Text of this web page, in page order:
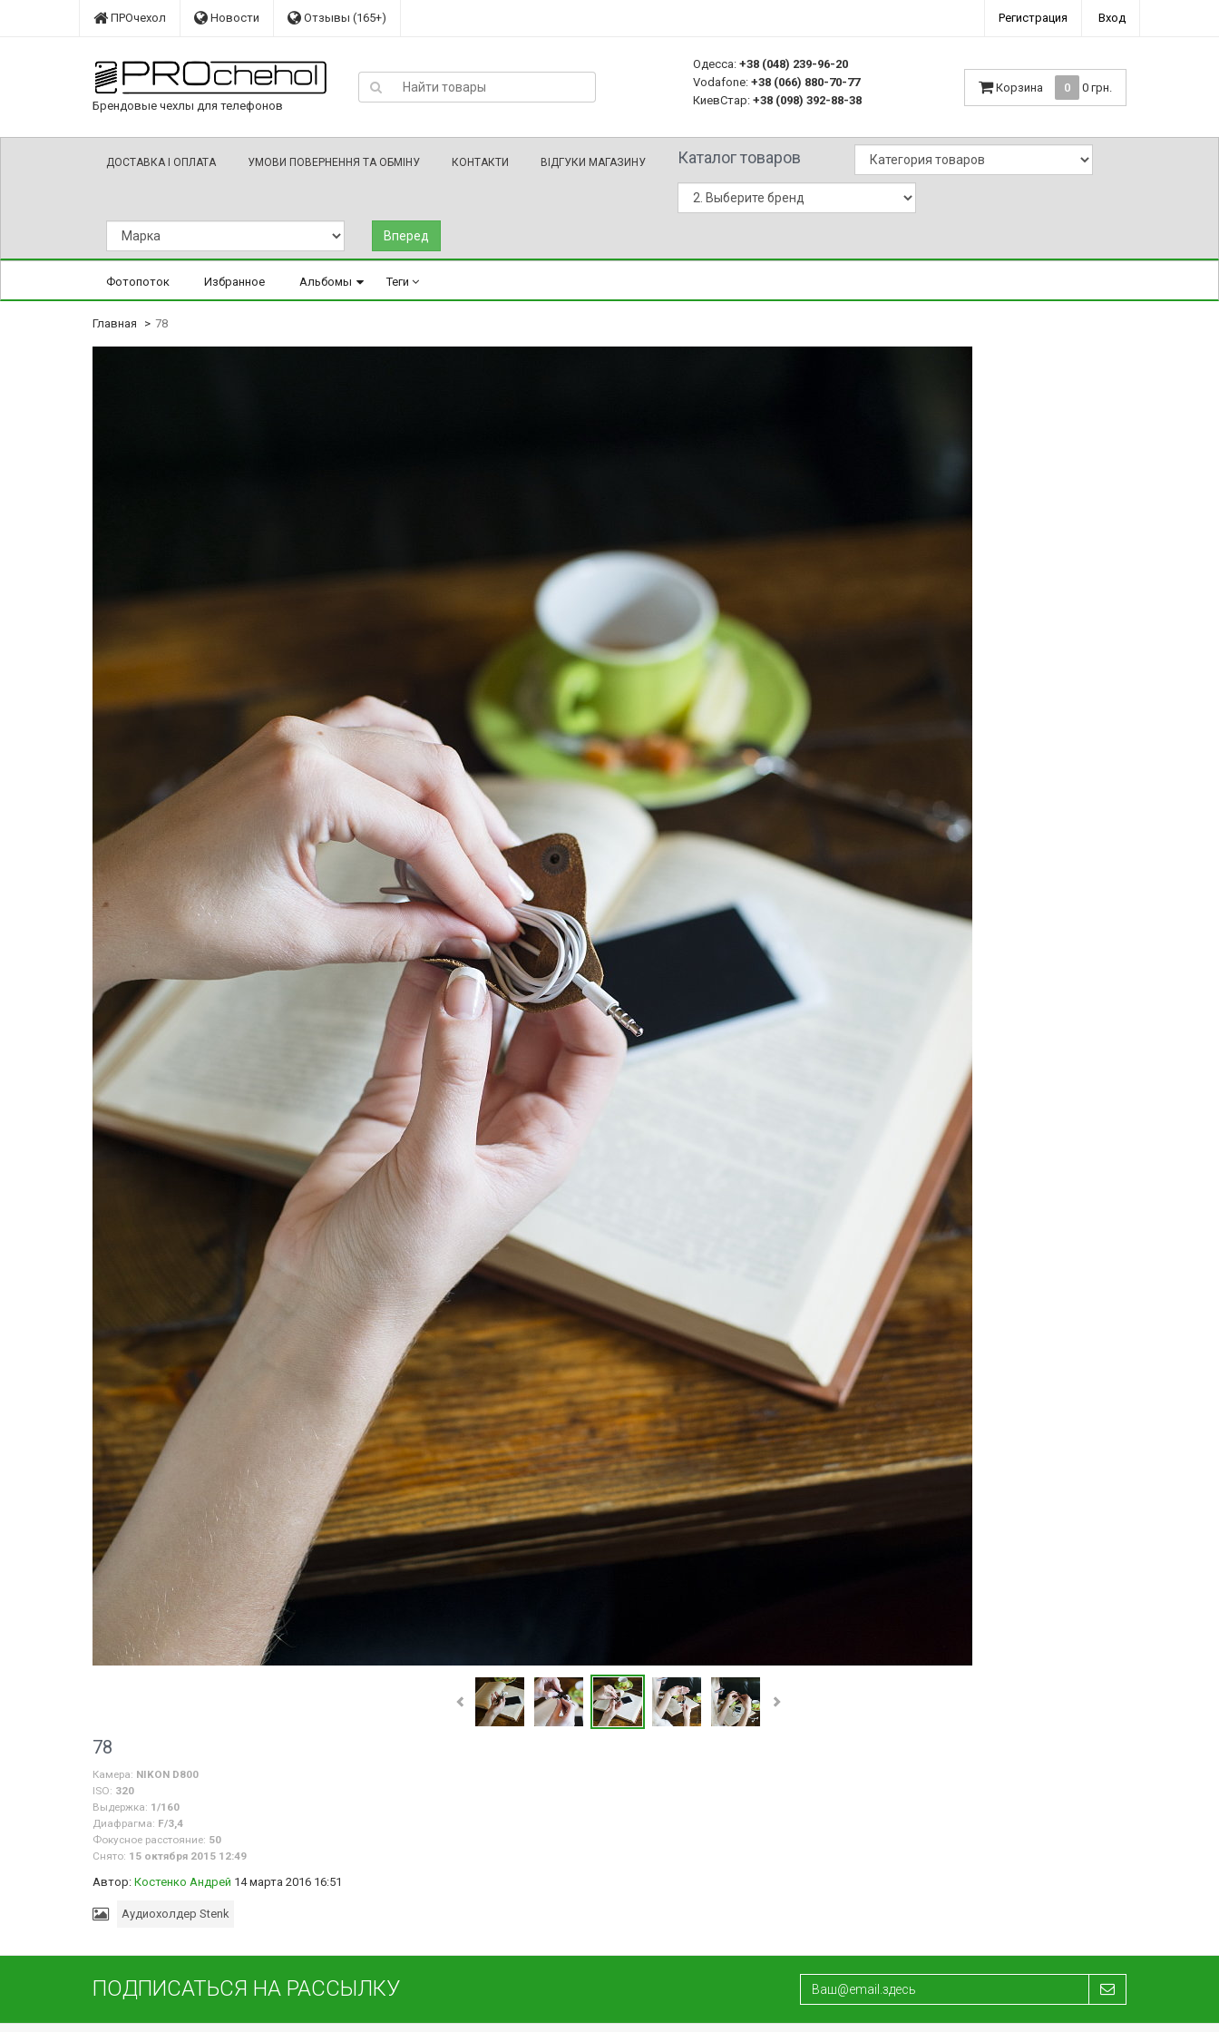
ПРОчехол Новости Отзывы (165+) Регистрация Вход
Брендовые чехлы для телефонов
Одесса: +38 (048) 239-96-20
Vodafone: +38 (066) 880-70-77
КиевСтар: +38 (098) 392-88-38
Корзина 0 0 грн.
ДОСТАВКА І ОПЛАТА УМОВИ ПОВЕРНЕННЯ ТА ОБМІНУ КОНТАКТИ ВІДГУКИ МАГАЗИНУ Каталог товаров
Вперед
Фотопоток Избранное Альбомы Теги
Главная 78
78
Камера: NIKON D800
ISO: 320
Выдержка: 1/160
Диафрагма: F/3,4
Фокусное расстояние: 50
Снято: 15 октября 2015 12:49
Автор: Костенко Андрей 14 марта 2016 16:51
Аудиохолдер Stenk
ПОДПИСАТЬСЯ НА РАССЫЛКУ